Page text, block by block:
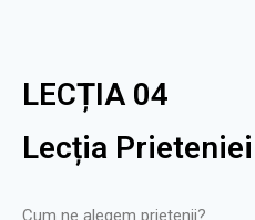
LECȚIA 04
Lecția Prieteniei
Cum ne alegem prietenii?